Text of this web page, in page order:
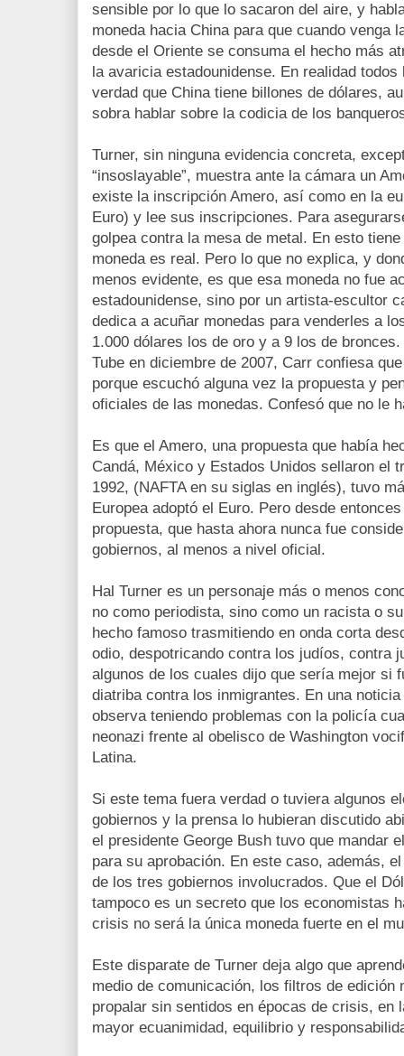
sensible por lo que lo sacaron del aire, y
moneda hacia China para que cuando venga
desde el Oriente se consuma el hecho más
la avaricia estadounidense. En realidad
verdad que China tiene billones de dólares,
sobra hablar sobre la codicia de los
Turner, sin ninguna evidencia concreta,
“insoslayable”, muestra ante la cámara un
existe la inscripción Amero, así como en la
Euro) y lee sus inscripciones. Para
golpea contra la mesa de metal. En esto
moneda es real. Pero lo que no explica, y
menos evidente, es que esa moneda no fue
estadounidense, sino por un artista-escultor
dedica a acuñar monedas para venderles a
1.000 dólares los de oro y a 9 los de
Tube en diciembre de 2007, Carr confiesa
porque escuchó alguna vez la propuesta y
oficiales de las monedas. Confesó que no le
Es que el Amero, una propuesta que había
Candá, México y Estados Unidos sellaron el
1992, (NAFTA en su siglas en inglés), tuvo
Europea adoptó el Euro. Pero desde
propuesta, que hasta ahora nunca fue
gobiernos, al menos a nivel oficial.
Hal Turner es un personaje más o menos
no como periodista, sino como un racista o
hecho famoso trasmitiendo en onda corta
odio, despotricando contra los judíos, contra
algunos de los cuales dijo que sería mejor si
diatriba contra los inmigrantes. En una
observa teniendo problemas con la policía
neonazi frente al obelisco de Washington
Latina.
Si este tema fuera verdad o tuviera algunos
gobiernos y la prensa lo hubieran discutido
el presidente George Bush tuvo que mandar
para su aprobación. En este caso, además,
de los tres gobiernos involucrados. Que el
tampoco es un secreto que los economistas
crisis no será la única moneda fuerte en el
Este disparate de Turner deja algo que
medio de comunicación, los filtros de edición
propalar sin sentidos en épocas de crisis, en
mayor ecuanimidad, equilibrio y